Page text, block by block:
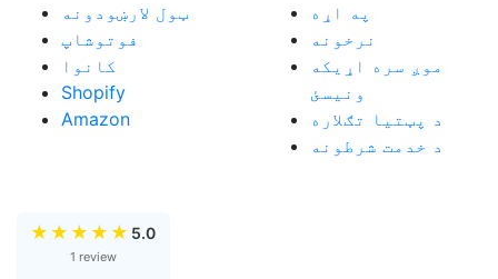
ټول لارښودونه
فوتوشاپ
کانوا
Shopify
Amazon
په اړه
نرخونه
موږ سره اړیکه
ونیسئ
د پټتیا تګلاره
د خدمت شرطونه
★ ★ ★ ★ ★ 5.0
1 review